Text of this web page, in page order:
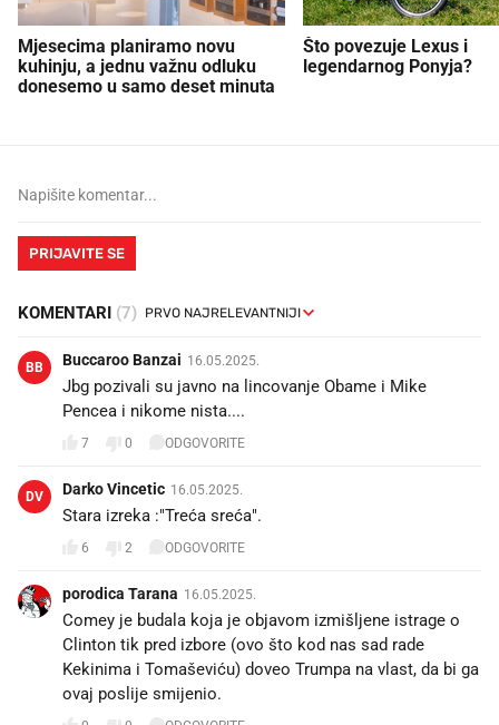
Mjesecima planiramo novu
kuhinju, a jednu važnu odluku
donesemo u samo deset minuta
Što povezuje Lexus i
legendarnog Ponyja?
PRIJAVITE SE
KOMENTARI (7)
BB Buccaroo Banzai 16.05.2025.
Jbg pozivali su javno na lincovanje Obame i Mike
Pencea i nikome nista....
7 0 ODGOVORITE
DV Darko Vincetic 16.05.2025.
Stara izreka :"Treća sreća".
6 2 ODGOVORITE
porodica Tarana 16.05.2025.
Comey je budala koja je objavom izmišljene istrage o
Clinton tik pred izbore (ovo što kod nas sad rade
Kekinima i Tomaševiću) doveo Trumpa na vlast, da bi ga
ovaj poslije smijenio.